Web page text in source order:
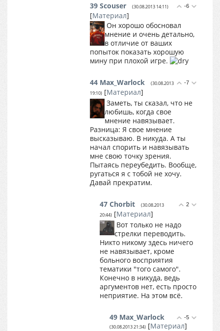
-6
39 Scouser (30.08.2013 14:11)
[Материал]
Он хорошо обосновал
мнение и очень детально,
в отличие от ваших
попыток показать хорошую
мину при плохой игре.
-7
44 Max_Warlock
(30.08.2013
19:10) [Материал]
Заметь, ты сказал, что не
любишь, когда свое
мнение навязывает.
Разница: Я свое мнение
высказываю. В никуда. А ты
начал спорить и навязывать
мне свою точку зрения.
Пытаясь переубедить. Вообще,
ругаться я с тобой не хочу.
Давай прекратим.
2
47 Chorbit
(30.08.2013
20:44) [Материал]
Вот только не надо
стрелки переводить.
Никто никому здесь ничего
не навязывает, кроме
больного восприятия
тематики "того самого".
Конечно в никуда, ведь
аргументов нет, есть просто
неприятие. На этом всё.
-5
49 Max_Warlock
(30.08.2013 21:34) [Материал]